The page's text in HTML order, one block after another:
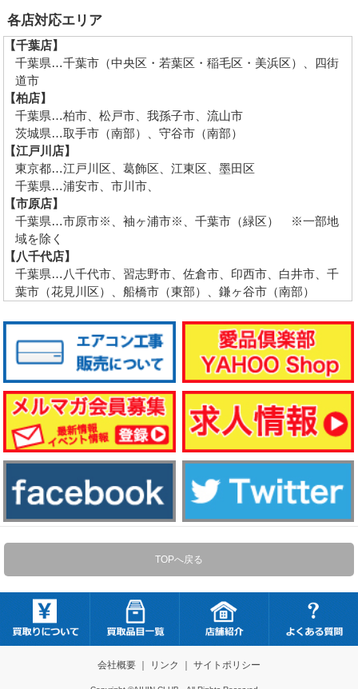
各店対応エリア
【千葉店】
千葉県…千葉市（中央区・若葉区・稲毛区・美浜区）、四街
道市
【柏店】
千葉県…柏市、松戸市、我孫子市、流山市
茨城県…取手市（南部）、守谷市（南部）
【江戸川店】
東京都…江戸川区、葛飾区、江東区、墨田区
千葉県…浦安市、市川市、
【市原店】
千葉県…市原市※、袖ヶ浦市※、千葉市（緑区） ※一部地
域を除く
【八千代店】
千葉県…八千代市、習志野市、佐倉市、印西市、白井市、千
葉市（花見川区）、船橋市（東部）、鎌ヶ谷市（南部）
TOPへ戻る
会社概要｜ リンク ｜ サイトポリシー